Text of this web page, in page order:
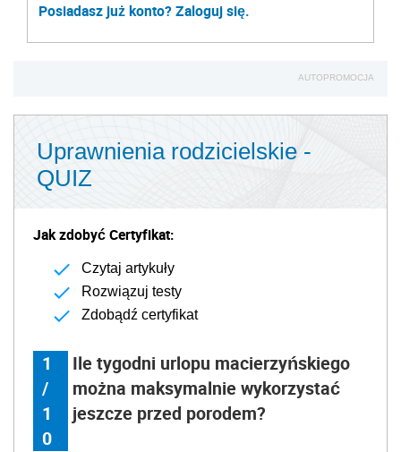
Posiadasz już konto? Zaloguj się.
AUTOPROMOCJA
Uprawnienia rodzicielskie -
QUIZ
Jak zdobyć Certyfikat:
Czytaj artykuły
Rozwiązuj testy
Zdobądź certyfikat
1
/
1
0
Ile tygodni urlopu macierzyńskiego
można maksymalnie wykorzystać
jeszcze przed porodem?